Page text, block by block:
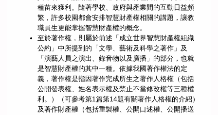
種苗來獲利。隨著學校、政府與產業間的互動日益頻
繁，許多校園都會安排智慧財產權相關的講題，讓教
職員生更能掌握智慧財產權的概念。
至於著作權，則屬於前述「成立世界智慧財產權組織
公約」中所提到的「文學、藝術及科學之著作」及
「演藝人員之演出、錄音物以及廣播」的部分，也就
是智慧財產權的其中一種。依據我國著作權法的定
義，著作權是指因著作完成所生之著作人格權（包括
公開發表權、姓名表示權及禁止不當修改權等三種權
利。）（可參考第1篇第14題有關著作人格權的介紹）
及著作財產權（包括重製權、公開口述權、公開播送